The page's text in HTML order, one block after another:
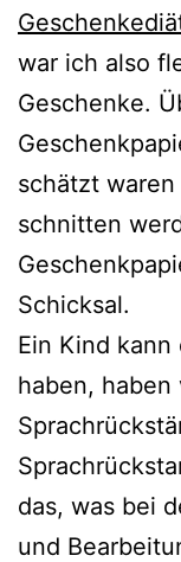
war ich also
Geschenke.
schätzt
schnit­ten
Schicksal.
Ein Kind
haben, haben
das, was bei
und